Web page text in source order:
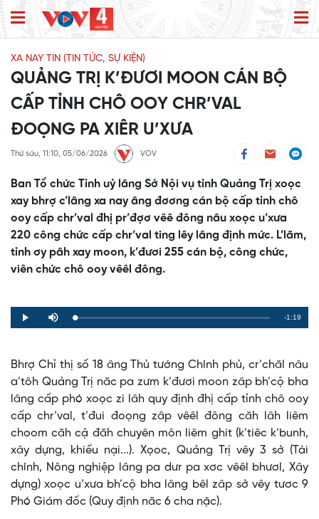
XA NAY TIN (TIN TỨC, SỰ KIỆN)
QUẢNG TRỊ K’ĐƯƠI MOON CÁN BỘ
CẤP TỈNH CHÔ OOY CHR’VAL
ĐOỌNG PA XIÊR U’XƯA
Thứ sáu, 11:10, 05/06/2026 VOV
Ban Tổ chức Tỉnh uỷ lâng Sở Nội vụ tỉnh Quảng Trị xoọc
xay bhrợ c’lâng xa nay âng đơơng cán bộ cấp tỉnh chô
ooy cấp chr’val đhị pr’đợơ vêê đông nâu xoọc u’xưa
220 công chức cấp chr’val ting lêy lâng định mức. L’lăm,
tỉnh ơy pâh xay moon, k’đươi 255 cán bộ, công chức,
viên chức chô ooy vêêl đông.
Play Mute Loaded:
0%
Progress:
0%
Remaining
-1:19
Bhrợ Chỉ thị số 18 âng Thủ tướng Chính phủ, cr’chăl nâu
a’tôh Quảng Trị năc pa zưm k’đươi moon zâp bh’cộ bha
lâng cấp phó xoọc zi lâh quy định đhị cấp tỉnh chô ooy
cấp chr’val, t’đui đoọng zâp vêêl đông căh lâh liêm
choom căh cậ đăh chuyên môn liêm ghit (k’tiêc k’bunh,
xây dựng, khiếu nại...). Xọoc, Quảng Trị vêy 3 sở (Tài
chính, Nông nghiệp lâng pa dưr pa xơc vêêl bhươl, Xây
dựng) xoọc u’xưa bh’cộ bha lâng bêl zâp sở vêy tươc 9
Phó Giám đốc (Quy định năc 6 cha nặc).